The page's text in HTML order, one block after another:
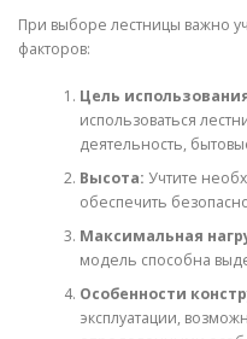
При выборе лестницы важно
факторов:
Цель
использоваться
деятельность,
Высота: Учтите
обеспечить
Максимальная
модель способна
Особенности
эксплуатации,